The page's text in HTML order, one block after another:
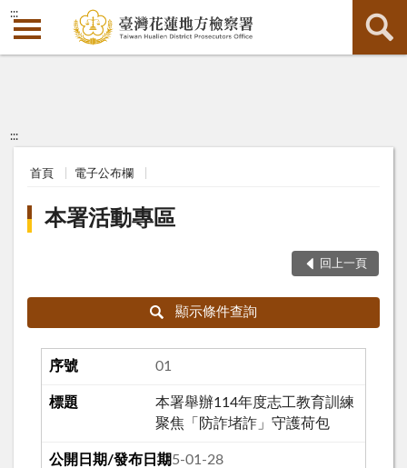
:::
:::
首頁 電子公布欄
本署活動專區
回上一頁
顯示條件查詢
01
本署舉辦114年度志工教育訓練
聚焦「防詐堵詐」守護荷包
115-01-28